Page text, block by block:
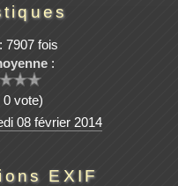
: 7907 fois
:
0 vote)
08 février 2014
EXIF